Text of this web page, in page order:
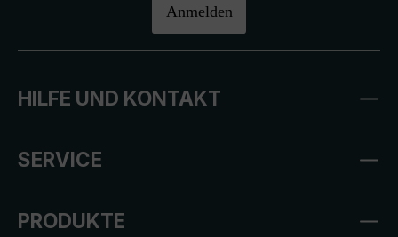
Anmelden
HILFE UND KONTAKT
SERVICE
PRODUKTE